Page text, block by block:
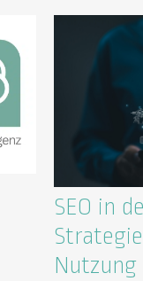
SEO in
Nutzung